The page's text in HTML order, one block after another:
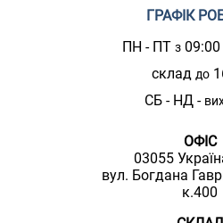
ГРАФІК
ПН - ПТ з 09:00
склад до
СБ - НД -
ОФІС
03055
вул. Богдана
к.400